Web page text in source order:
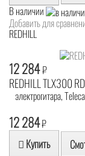
В наличии
Добавить для
REDHILL
12 284₽
REDHILL TLX300 RD
электрогитара,
12 284₽
Купить